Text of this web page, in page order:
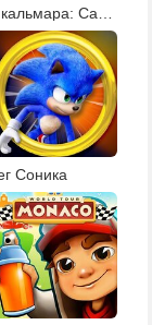
Соника